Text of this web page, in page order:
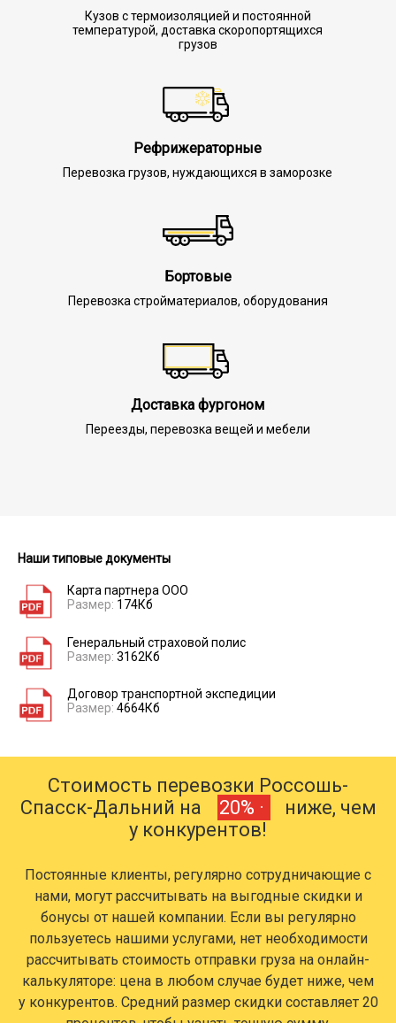
Кузов с термоизоляцией и постоянной
температурой, доставка скоропортящихся
грузов
Рефрижераторные
Перевозка грузов, нуждающихся в заморозке
Бортовые
Перевозка стройматериалов, оборудования
Доставка фургоном
Переезды, перевозка вещей и мебели
Наши типовые документы
Карта партнера ООО
Размер: 174Кб
Генеральный страховой полис
Размер: 3162Кб
Договор транспортной экспедиции
Размер: 4664Кб
Стоимость перевозки Россошь-
Спасск-Дальний на
20% ·
ниже, чем
у конкурентов!
Постоянные клиенты, регулярно сотрудничающие с
нами, могут рассчитывать на выгодные скидки и
бонусы от нашей компании. Если вы регулярно
пользуетесь нашими услугами, нет необходимости
рассчитывать стоимость отправки груза на онлайн-
калькуляторе: цена в любом случае будет ниже, чем
у конкурентов. Средний размер скидки составляет 20